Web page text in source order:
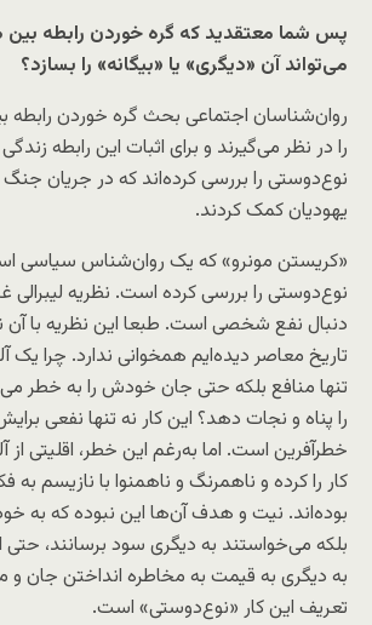
پس شما معتقدید که گره خوردن رابطه بین
می‌تواند آن «دیگری» یا «بیگانه» را بسازد؟
روان‌شناسان اجتماعی بحث گره خوردن رابطه
را در نظر می‌گیرند و برای اثبات این رابطه
نوع‌دوستی را بررسی کرده‌اند که در جریان
یهودیان کمک کردند.
«کریستن مونرو» که یک روان‌شناس سیاسی
نوع‌دوستی را بررسی کرده است. نظریه لیبرالی
دنبال نفع شخصی است. طبعا این نظریه با آن
تاریخ معاصر دیده‌‌ایم همخوانی ندارد. چرا یک
تنها منافع بلکه حتی جان خودش را به خطر
را پناه و نجات دهد؟ این کار نه تنها نفعی
خطرآفرین است. اما به‌رغم این خطر، اقلیتی از
کار را کرده و ناهمرنگ و ناهمنوا با نازیسم به
بوده‌اند. نیت و هدف آن‌ها این نبوده که به
بلکه می‌خواستند به دیگری سود برسانند، حتی
به دیگری به قیمت به مخاطره انداختن جان
تعریف این کار «نوع‌دوستی» است.